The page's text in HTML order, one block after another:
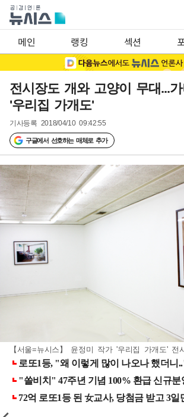
메인 랭킹 섹션
전시장도 개와 고양이 무대...
'우리집 가개도'
기사등록 2018/04/10 09:42:55
구글에서 선호하는 매체로 추가
【서울=뉴시스】 윤정미 작가 '우리집 가개도' 전